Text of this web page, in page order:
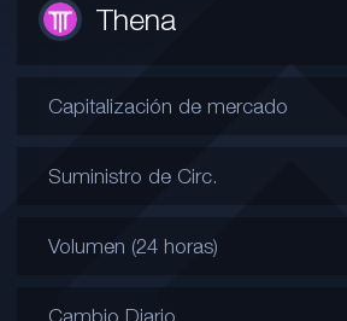
Thena
Capitalización de mercado
Suministro de Circ.
Volumen (24 horas)
Cambio Diario